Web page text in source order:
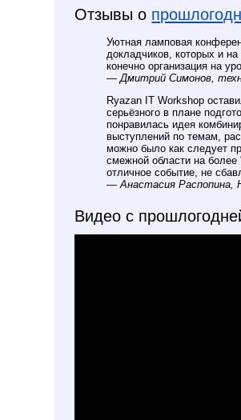
Отзывы о
Уютная ламповая
докладчиков, которых и
конечно организация на
—Дмитрий Симонов,
Ryazan IT Workshop
серьёзного в плане
понравилась идея
выступлений по темам,
можно было как следует
смежной области на более
отличное событие, не
—Анастасия Распопина,
Видео с